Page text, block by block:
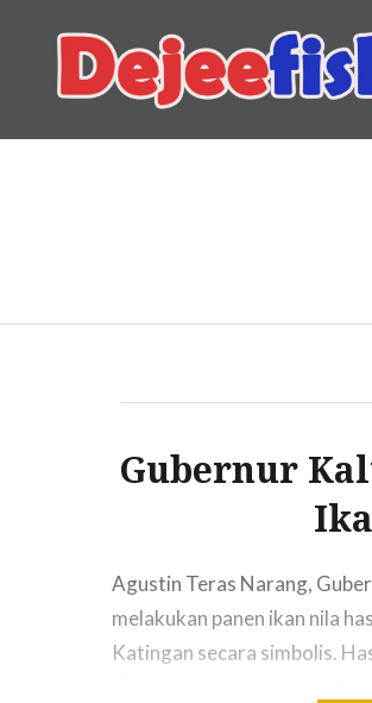
content
DEJEEFISH |
Gubernur
Agustin Teras Narang,
melakukan panen ikan nila
Katingan secara simbolis.